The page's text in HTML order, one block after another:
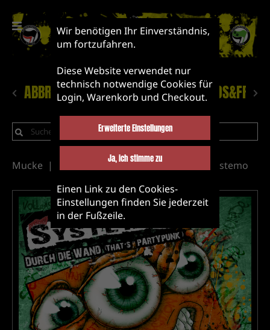
ABBRUCH! NEUHEITEN
Mucke Label&Bands&Friends Systemo
Wir benötigen Ihr Einverständnis,
um fortzufahren.
Diese Website verwendet nur
technisch notwendige Cookies für
Login, Warenkorb und Checkout.
Erweiterte Einstellungen
Ja, ich stimme zu
Einen Link zu den Cookies-
Einstellungen finden Sie jederzeit
in der Fußzeile.